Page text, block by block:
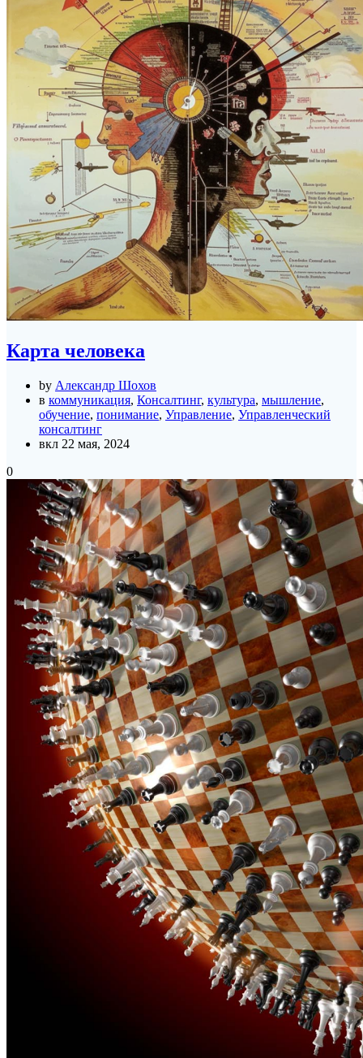
Карта человека
by Александр Шохов
в коммуникация, Консалтинг, культура, мышление,
обучение, понимание, Управление, Управленческий
консалтинг
вкл 22 мая, 2024
0